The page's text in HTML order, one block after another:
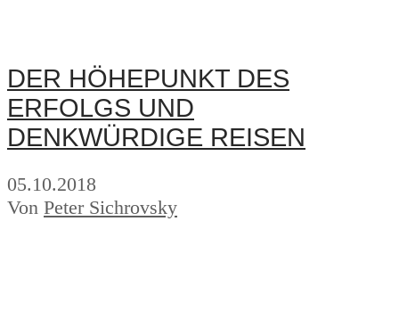
DER HÖHEPUNKT DES
ERFOLGS UND
DENKWÜRDIGE REISEN
05.10.2018
Von Peter Sichrovsky